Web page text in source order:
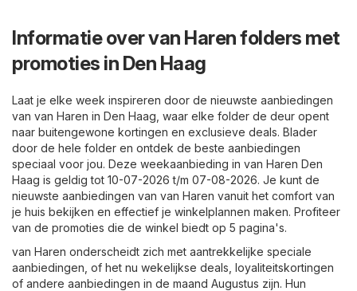
Informatie over van Haren folders met
promoties in Den Haag
Laat je elke week inspireren door de nieuwste aanbiedingen
van van Haren in Den Haag, waar elke folder de deur opent
naar buitengewone kortingen en exclusieve deals. Blader
door de hele folder en ontdek de beste aanbiedingen
speciaal voor jou. Deze weekaanbieding in van Haren Den
Haag is geldig tot 10-07-2026 t/m 07-08-2026. Je kunt de
nieuwste aanbiedingen van van Haren vanuit het comfort van
je huis bekijken en effectief je winkelplannen maken. Profiteer
van de promoties die de winkel biedt op 5 pagina's.
van Haren onderscheidt zich met aantrekkelijke speciale
aanbiedingen, of het nu wekelijkse deals, loyaliteitskortingen
of andere aanbiedingen in de maand Augustus zijn. Hun